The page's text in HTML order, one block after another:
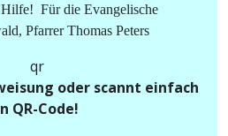
Für die Evangelische
Pfarrer Thomas Peters
oder scannt einfach
QR-Code!